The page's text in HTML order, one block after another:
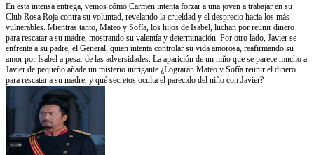
En esta intensa entrega, vemos cómo Carmen intenta forzar a una joven a trabajar en su
Club Rosa Roja contra su voluntad, revelando la crueldad y el desprecio hacia los más
vulnerables. Mientras tanto, Mateo y Sofía, los hijos de Isabel, luchan por reunir dinero
para rescatar a su madre, mostrando su valentía y determinación. Por otro lado, Javier se
enfrenta a su padre, el General, quien intenta controlar su vida amorosa, reafirmando su
amor por Isabel a pesar de las adversidades. La aparición de un niño que se parece mucho a
Javier de pequeño añade un misterio intrigante.¿Lograrán Mateo y Sofía reunir el dinero
para rescatar a su madre, y qué secretos oculta el parecido del niño con Javier?